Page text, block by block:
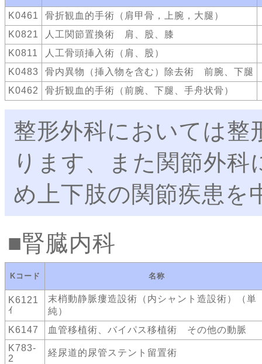
K0461
骨折観血的手術（肩甲骨，上腕，大腿）
K0821
人工関節置換術 肩、股、膝
K0811
人工骨頭挿入術（肩、股）
K0483
骨内異物（挿入物を含む）除去術 前腕、下腿
K0462
骨折観血的手術（前腕、下腿、手舟状骨）
整形外科においては整
ります、また関節外
め上下肢の関節疾患を
腎臓内科
Kコード 名称
K6121
ｲ
末梢動静脈瘻造設術（内シャント造設術）（単
純）
K6147
血管移植術、バイパス移植術 その他の動脈
K783-
2
経尿道的尿管ステント留置術